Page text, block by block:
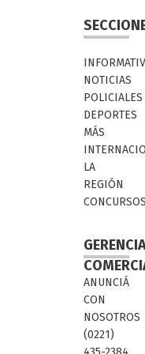
NOTICIAS
POLICIALES
DEPORTES
MÁS
LA
REGIÓN
ANUNCIÁ
CON
NOSOTROS
(0221)